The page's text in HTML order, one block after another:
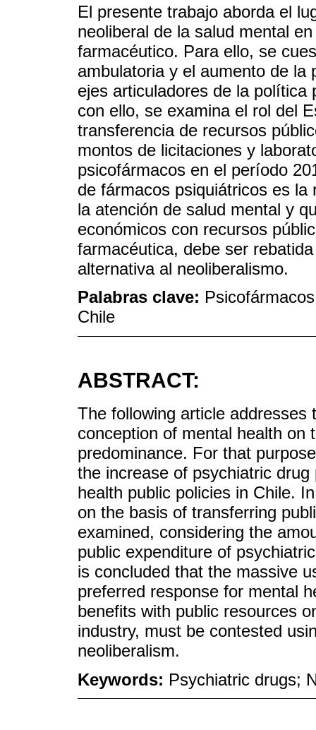
El presente trabajo aborda el
neoliberal de la salud mental
farmacéutico. Para ello, se
ambulatoria y el aumento de la
ejes articuladores de la política
con ello, se examina el rol del
transferencia de recursos
montos de licitaciones y
psicofármacos en el período
de fármacos psiquiátricos es
la atención de salud mental y
económicos con recursos
farmacéutica, debe ser
alternativa al neoliberalismo.
Palabras clave:
Chile
ABSTRACT:
The following article addresses
conception of mental health on
predominance. For that
the increase of psychiatric
health public policies in Chile.
on the basis of transferring
examined, considering the
public expenditure of
is concluded that the massive
preferred response for mental
benefits with public resources
industry, must be contested
neoliberalism.
Keywords: Psychiatric drugs;